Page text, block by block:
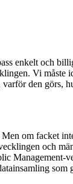
enkelt och
Vi
den görs,
om facket
och
som